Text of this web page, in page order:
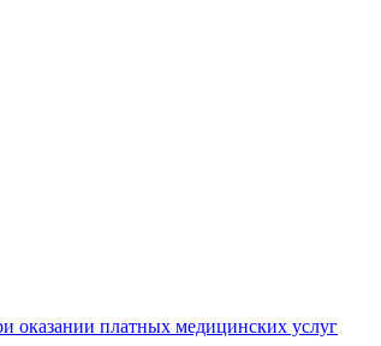
платных медицинских услуг